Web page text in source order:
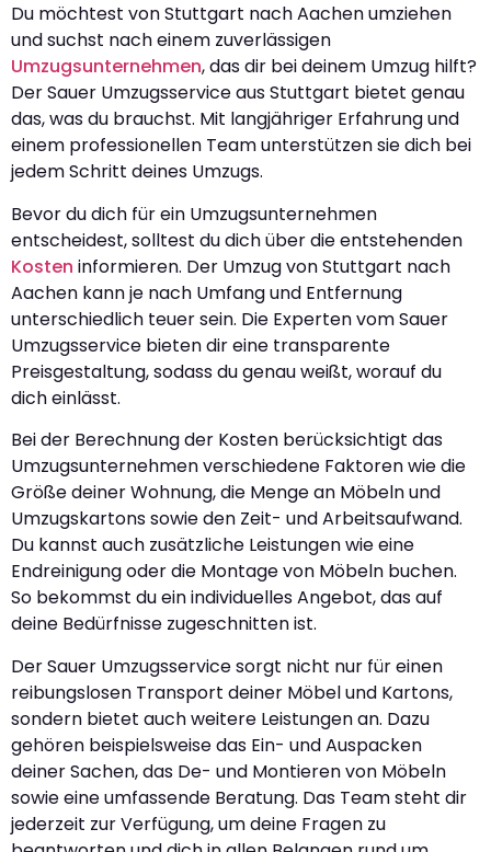
Du möchtest von Stuttgart nach Aachen umziehen
und suchst nach einem zuverlässigen
Umzugsunternehmen, das dir bei deinem Umzug hilft?
Der Sauer Umzugsservice aus Stuttgart bietet genau
das, was du brauchst. Mit langjähriger Erfahrung und
einem professionellen Team unterstützen sie dich bei
jedem Schritt deines Umzugs.
Bevor du dich für ein Umzugsunternehmen
entscheidest, solltest du dich über die entstehenden
Kosten informieren. Der Umzug von Stuttgart nach
Aachen kann je nach Umfang und Entfernung
unterschiedlich teuer sein. Die Experten vom Sauer
Umzugsservice bieten dir eine transparente
Preisgestaltung, sodass du genau weißt, worauf du
dich einlässt.
Bei der Berechnung der Kosten berücksichtigt das
Umzugsunternehmen verschiedene Faktoren wie die
Größe deiner Wohnung, die Menge an Möbeln und
Umzugskartons sowie den Zeit- und Arbeitsaufwand.
Du kannst auch zusätzliche Leistungen wie eine
Endreinigung oder die Montage von Möbeln buchen.
So bekommst du ein individuelles Angebot, das auf
deine Bedürfnisse zugeschnitten ist.
Der Sauer Umzugsservice sorgt nicht nur für einen
reibungslosen Transport deiner Möbel und Kartons,
sondern bietet auch weitere Leistungen an. Dazu
gehören beispielsweise das Ein- und Auspacken
deiner Sachen, das De- und Montieren von Möbeln
sowie eine umfassende Beratung. Das Team steht dir
jederzeit zur Verfügung, um deine Fragen zu